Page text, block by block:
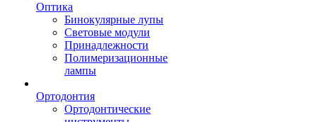
Оптика
Бинокулярные лупы
Световые модули
Принадлежности
Полимеризационные
лампы
Ортодонтия
Ортодонтические